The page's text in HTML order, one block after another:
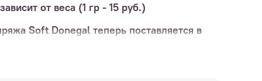
от веса (1 гр - 15 руб.)
Soft Donegal теперь поставляется в